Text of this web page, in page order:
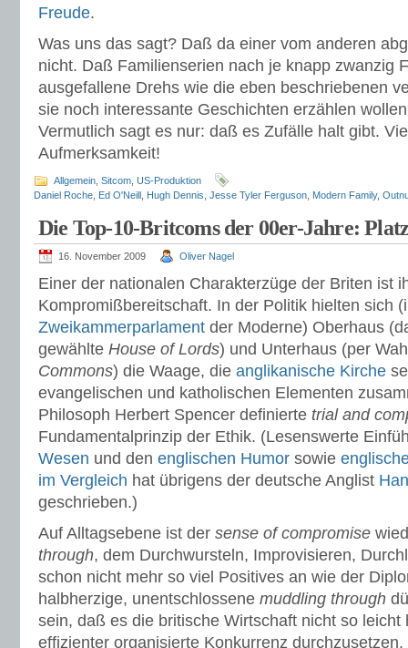
Freude.
Was uns das sagt? Daß da einer vom anderen
nicht. Daß Familienserien nach je knapp zwanzig
ausgefallene Drehs wie die eben beschriebenen
sie noch interessante Geschichten erzählen
Vermutlich sagt es nur: daß es Zufälle halt gibt.
Aufmerksamkeit!
Allgemein Sitcom US-Produktion
Daniel Roche Ed O'Neill Hugh Dennis Jesse Tyler Ferguson Modern Family,
Die Top-10-Britcoms der 00er-Jahre:
16. November 2009 Oliver Nagel
Einer der nationalen Charakterzüge der Briten ist
Kompromißbereitschaft. In der Politik hielten sich
Zweikammerparlament der Moderne) Oberhaus
gewählte House of Lords) und Unterhaus (per
Commons) die Waage, die anglikanische Kirche
evangelischen und katholischen Elementen
Philosoph Herbert Spencer definierte trial and
Fundamentalprinzip der Ethik. (Lesenswerte
Wesen und den englischen Humor sowie
im Vergleich hat übrigens der deutsche Anglist
geschrieben.)
Auf Alltagsebene ist der sense of compromise
through, dem Durchwursteln, Improvisieren,
schon nicht mehr so viel Positives an wie der
halbherzige, unentschlossene muddling through
sein, daß es die britische Wirtschaft nicht so leicht
effizienter organisierte Konkurrenz